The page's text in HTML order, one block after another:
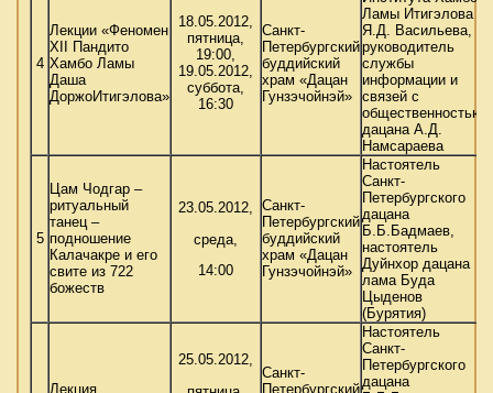
4
Лекции «Феномен
XII Пандито
Хамбо Ламы
Даша
ДоржоИтигэлова»
18.05.2012,
пятница,
19:00,
19.05.2012,
суббота,
16:30
Санкт-
Петербургский
буддийский
храм «Дацан
Гунзэчойнэй»
Ламы Итигэлова
Я.Д. Васильева,
руководитель
службы
информации и
связей с
общественностью
дацана А.Д.
Намсараева
5
Цам Чодгар –
ритуальный
танец –
подношение
Калачакре и его
свите из 722
божеств
23.05.2012,
среда,
14:00
Санкт-
Петербургский
буддийский
храм «Дацан
Гунзэчойнэй»
Настоятель
Санкт-
Петербургского
дацана
Б.Б.Бадмаев,
настоятель
Дуйнхор дацана
лама Буда
Цыденов
(Бурятия)
Лекция,
25.05.2012,
Санкт-
Петербургский
Настоятель
Санкт-
Петербургского
дацана